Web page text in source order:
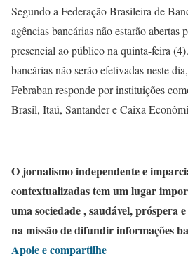
Segundo a Federação Brasileira de
agências bancárias não estarão abertas
presencial ao público na quinta-feira
bancárias não serão efetivadas neste
Febraban responde por instituições
Brasil, Itaú, Santander e Caixa
O jornalismo independente e
contextualizadas tem um lugar
uma sociedade , saudável, próspera
na missão de difundir informações
Apoie e compartilhe